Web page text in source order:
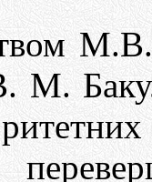
В. М.